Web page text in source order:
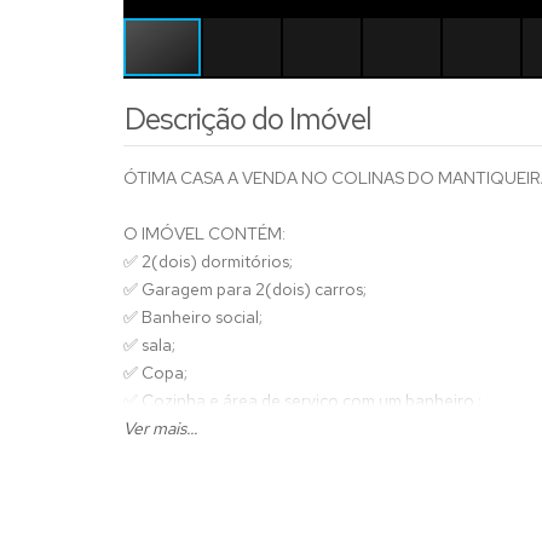
Descrição do Imóvel
ÓTIMA CASA A VENDA NO COLINAS DO
O IMÓVEL CONTÉM:
✅ 2(dois) dormitórios;
✅ Garagem para 2(dois) carros;
✅ Banheiro social;
✅ sala;
✅ Copa;
✅ Cozinha e área de serviço com um banheiro ;
Ver mais...